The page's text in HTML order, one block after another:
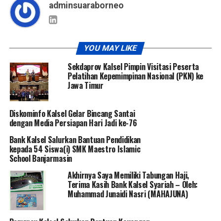
adminsuaraborneo
YOU MAY LIKE
Sekdaprov Kalsel Pimpin Visitasi Peserta
Pelatihan Kepemimpinan Nasional (PKN) ke
Jawa Timur
Diskominfo Kalsel Gelar Bincang Santai
dengan Media Persiapan Hari Jadi ke-76
Bank Kalsel Salurkan Bantuan Pendidikan
kepada 54 Siswa(i) SMK Maestro Islamic
School Banjarmasin
Akhirnya Saya Memiliki Tabungan Haji,
Terima Kasih Bank Kalsel Syariah – Oleh:
Muhammad Junaidi Nasri (MAHAJUNA)